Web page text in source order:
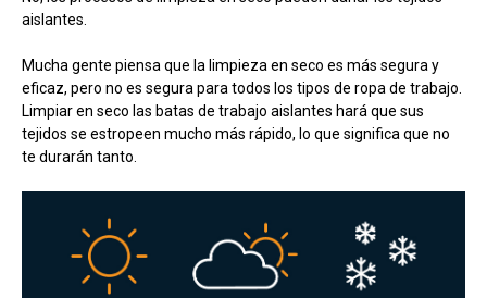
aislantes.
Mucha gente piensa que la limpieza en seco es más segura y
eficaz, pero no es segura para todos los tipos de ropa de trabajo.
Limpiar en seco las batas de trabajo aislantes hará que sus
tejidos se estropeen mucho más rápido, lo que significa que no
te durarán tanto.